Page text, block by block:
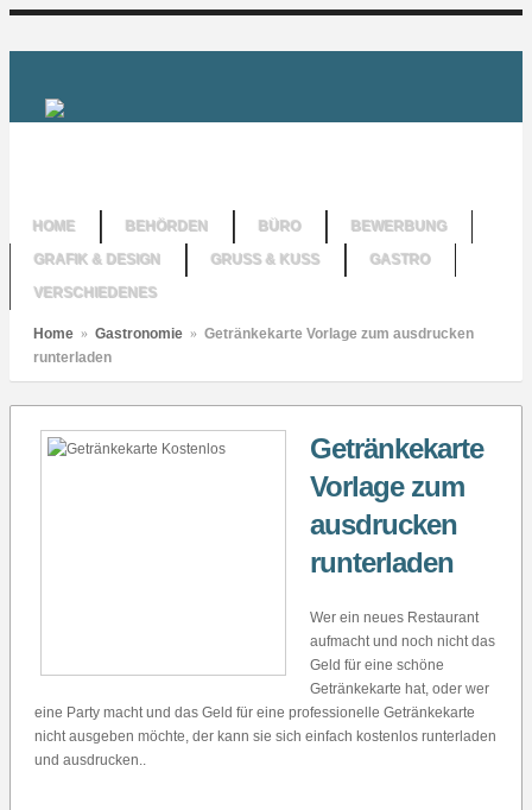
HOME BEHÖRDEN BÜRO
BEWERBUNG
GRAFIK & DESIGN
GRUSS & KUSS
GASTRO
VERSCHIEDENES
Home » Gastronomie » Getränkekarte Vorlage zum ausdrucken
runterladen
Getränkekarte
Vorlage zum
ausdrucken
runterladen
Wer ein neues Restaurant
aufmacht und noch nicht das
Geld für eine schöne
Getränkekarte hat, oder wer
eine Party macht und das Geld für eine professionelle Getränkekarte
nicht ausgeben möchte, der kann sie sich einfach kostenlos runterladen
und ausdrucken..